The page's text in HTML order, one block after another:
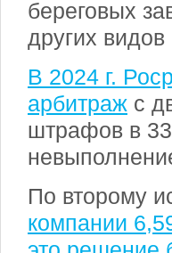
береговых
других
В 2024 г.
арбитраж с
штрафов в
По второму
компании